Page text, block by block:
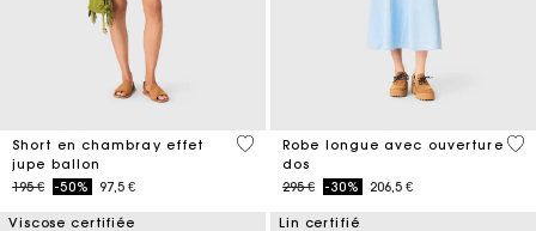
Short en chambray effet
jupe ballon
Price reduced from
195 €to-50% 97,5 €
5 out of 5 Customer Rating
Robe longue avec ouverture
dos
Price reduced from
295 €to-30% 206,5 €
4,4
Viscose certifiée Lin certifié